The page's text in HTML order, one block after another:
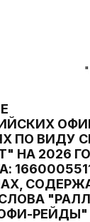
ПО ВИДУ
НА 2026
РЕЙДЫ"